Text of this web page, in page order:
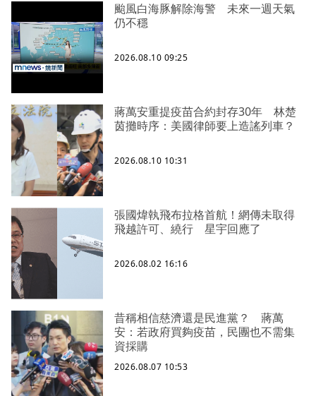
颱風白海豚解除海警 未來一週天氣
仍不穩
2026.08.10 09:25
蔣萬安重提疫苗合約封存30年 林楚
茵攤時序：美國律師要上造謠列車？
2026.08.10 10:31
張國煒執飛布拉格首航！網傳未取得
飛越許可、繞行 星宇回應了
2026.08.02 16:16
昔稱相信慈濟還是民進黨？ 蔣萬
安：若政府買夠疫苗，民團也不需集
資採購
2026.08.07 10:53